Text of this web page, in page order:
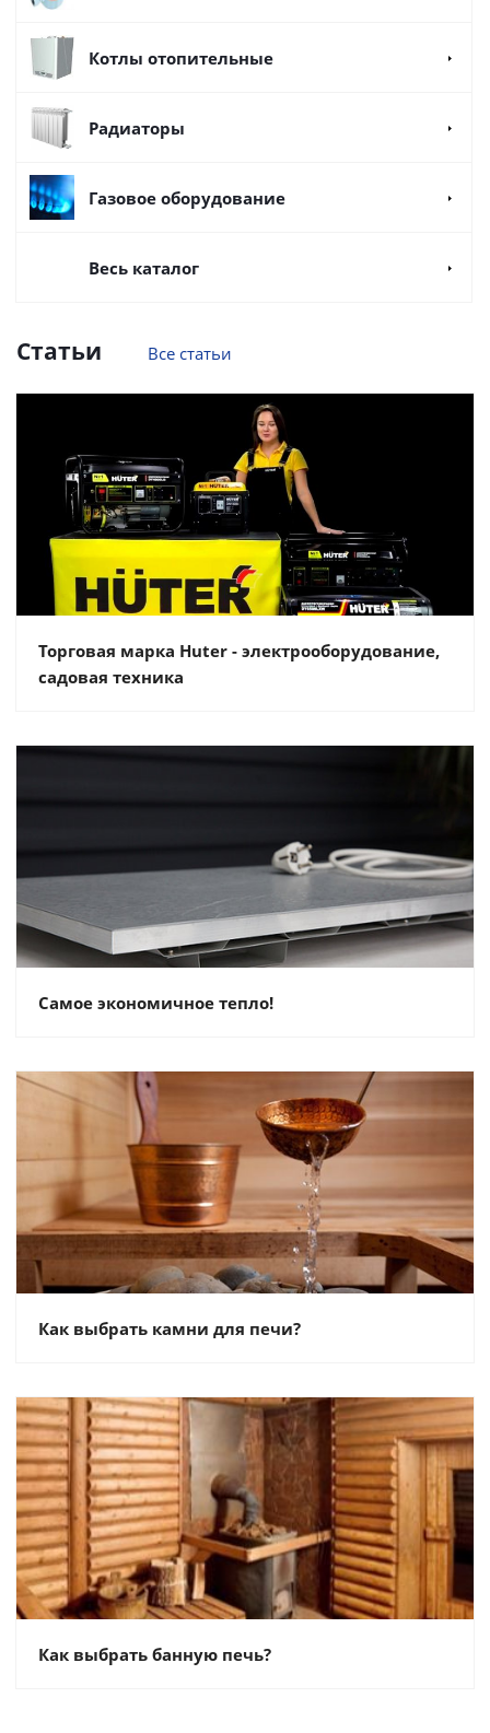
Котлы отопительные
Радиаторы
Газовое оборудование
Весь каталог
Статьи Все статьи
Торговая марка Huter - электрооборудование,
садовая техника
Самое экономичное тепло!
Как выбрать камни для печи?
Как выбрать банную печь?